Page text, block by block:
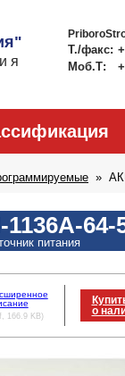
Т./факс:
Моб.Т:
64-
питания
166.9 KB)
о